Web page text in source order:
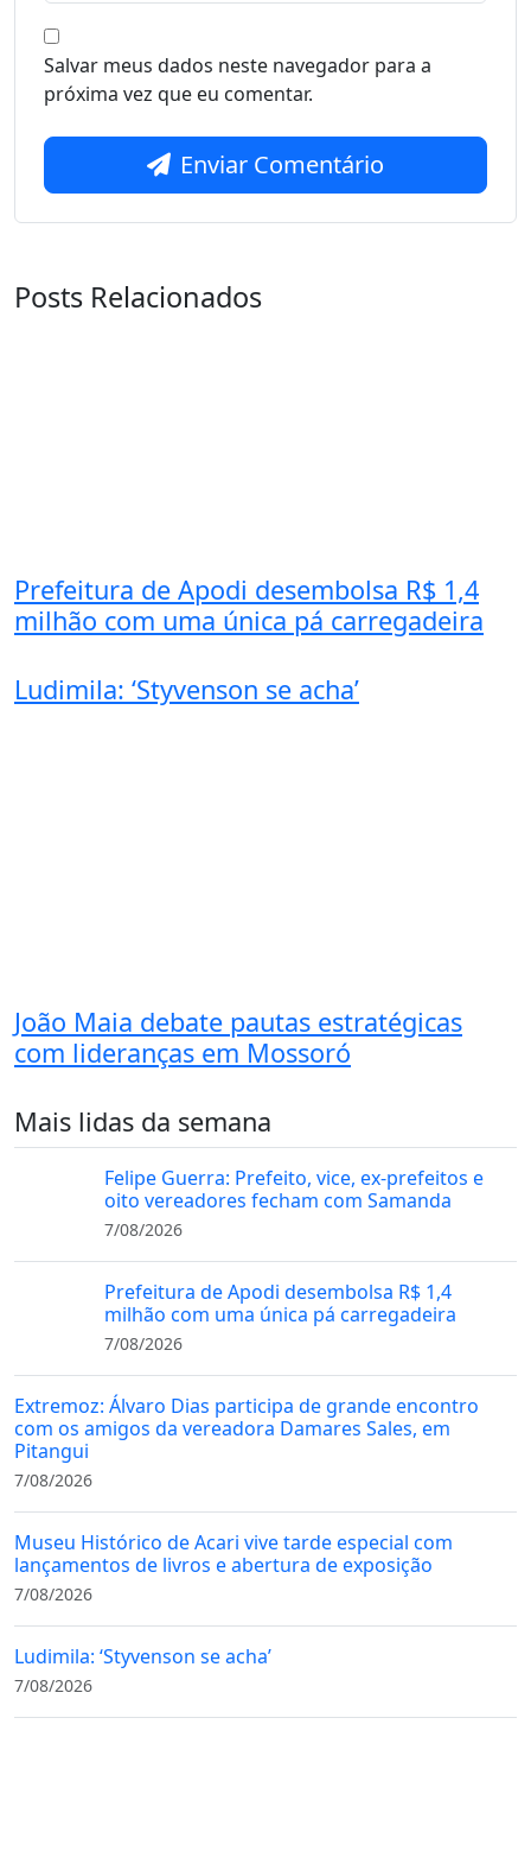
Salvar meus dados neste navegador para a
próxima vez que eu comentar.
Enviar Comentário
Posts Relacionados
Prefeitura de Apodi desembolsa R$ 1,4
milhão com uma única pá carregadeira
Ludimila: ‘Styvenson se acha’
João Maia debate pautas estratégicas
com lideranças em Mossoró
Mais lidas da semana
Felipe Guerra: Prefeito, vice, ex-prefeitos e
oito vereadores fecham com Samanda
7/08/2026
Prefeitura de Apodi desembolsa R$ 1,4
milhão com uma única pá carregadeira
7/08/2026
Extremoz: Álvaro Dias participa de grande encontro
com os amigos da vereadora Damares Sales, em
Pitangui
7/08/2026
Museu Histórico de Acari vive tarde especial com
lançamentos de livros e abertura de exposição
7/08/2026
Ludimila: ‘Styvenson se acha’
7/08/2026